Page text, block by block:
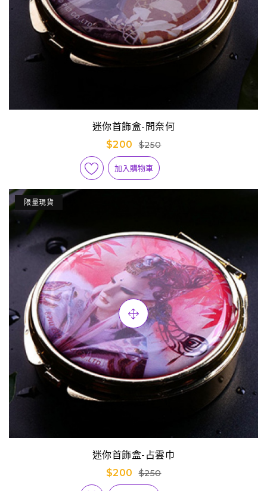
迷你首飾盒-問奈何
$200
$250
加入購物車
限量現貨
迷你首飾盒-占雲巾
$200
$250